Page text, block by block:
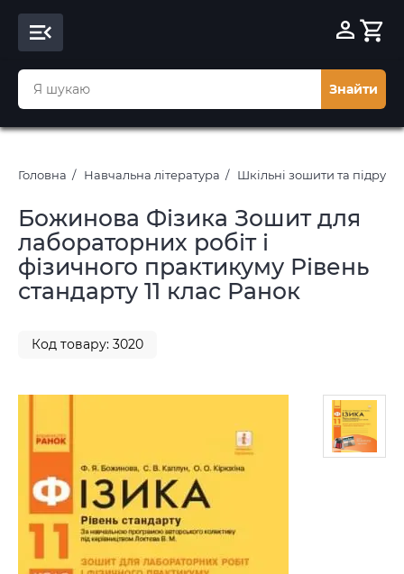
Знайти
Головна Навчальна література Шкільні зошити та
Божинова Фізика Зошит для
лабораторних робіт і
фізичного практикуму Рівень
стандарту 11 клас Ранок
Код товару: 3020